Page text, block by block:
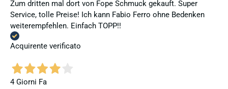
Zum dritten mal dort von Fope Schmuck gekauft. Super
Service, tolle Preise! Ich kann Fabio Ferro ohne Bedenken
weiterempfehlen. Einfach TOPP!!
Acquirente verificato
4 Giorni Fa